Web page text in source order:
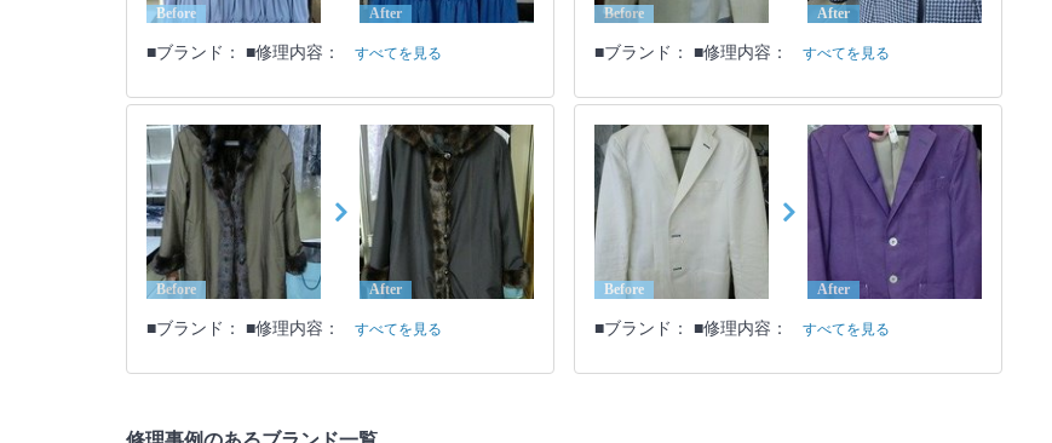
Before After
■ブランド： ■修理内容： すべてを見る
Before After
■ブランド： ■修理内容： すべてを見る
Before After
■ブランド： ■修理内容： すべてを見る
Before After
■ブランド： ■修理内容： すべてを見る